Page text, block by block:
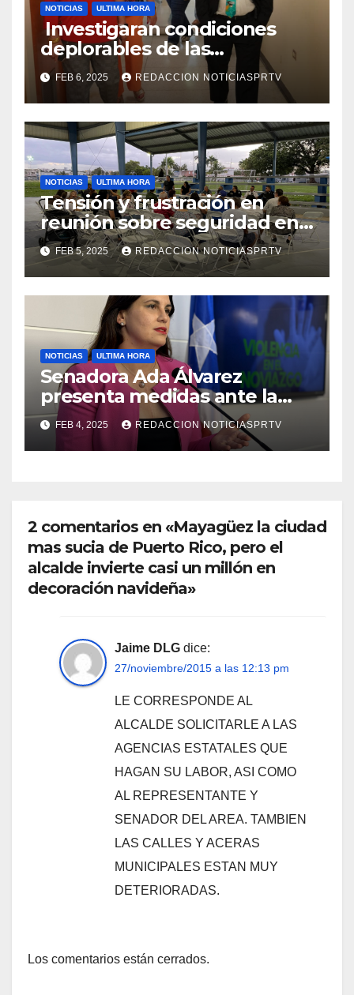
NOTICIAS ULTIMA HORA
Investigaran condiciones
deplorables de las
facilidades el Departamento
de la Salud en Mayagüez
FEB 6, 2025 REDACCION NOTICIASPRTV
NOTICIAS ULTIMA HORA
Tensión y frustración en
reunión sobre seguridad en
Reparto Metropolitano
FEB 5, 2025 REDACCION NOTICIASPRTV
NOTICIAS ULTIMA HORA
Senadora Ada Álvarez
presenta medidas ante la
violencia en el noviazgo
FEB 4, 2025 REDACCION NOTICIASPRTV
2 comentarios en «Mayagüez la ciudad
mas sucia de Puerto Rico, pero el
alcalde invierte casi un millón en
decoración navideña»
Jaime DLG dice:
27/noviembre/2015 a las 12:13 pm
LE CORRESPONDE AL
ALCALDE SOLICITARLE A LAS
AGENCIAS ESTATALES QUE
HAGAN SU LABOR, ASI COMO
AL REPRESENTANTE Y
SENADOR DEL AREA. TAMBIEN
LAS CALLES Y ACERAS
MUNICIPALES ESTAN MUY
DETERIORADAS.
Los comentarios están cerrados.